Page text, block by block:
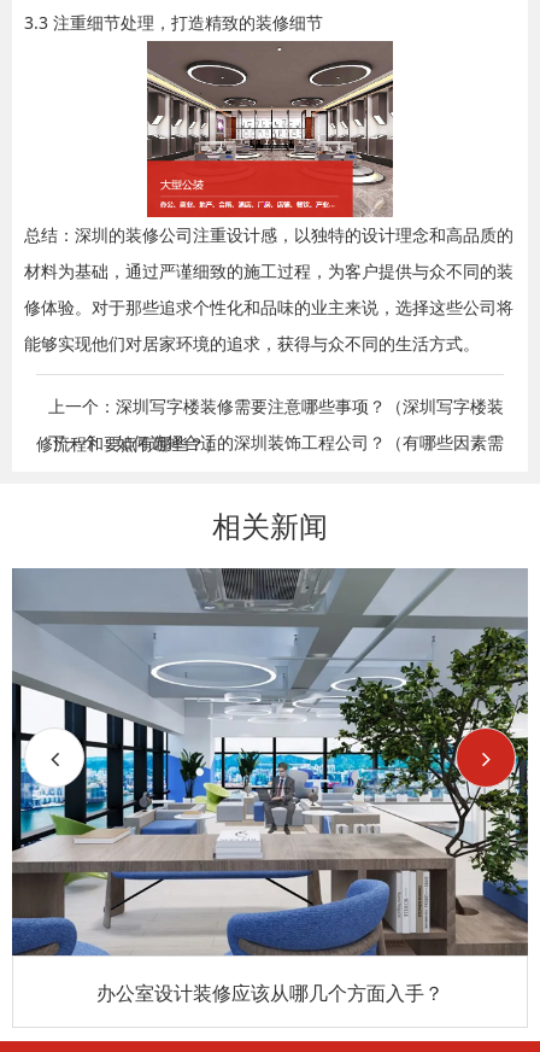
3.3 注重细节处理，打造精致的装修细节
总结：深圳的装修公司注重设计感，以独特的设计理念和高品质的
材料为基础，通过严谨细致的施工过程，为客户提供与众不同的装
修体验。对于那些追求个性化和品味的业主来说，选择这些公司将
能够实现他们对居家环境的追求，获得与众不同的生活方式。
上一个：深圳写字楼装修需要注意哪些事项？（深圳写字楼装
修流程和要点有哪些？）
下一个：如何选择合适的深圳装饰工程公司？（有哪些因素需
相关新闻
办公室设计装修应该从哪几个方面入手？